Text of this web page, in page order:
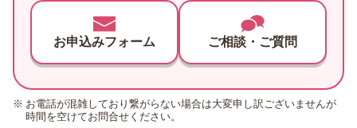
お申込みフォーム ご相談・ご質問
お電話が混雑しており繋がらない場合は大変申し訳ございませんが
時間を空けてお問合せください。